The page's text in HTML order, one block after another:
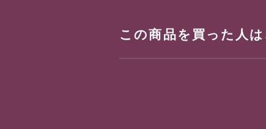
この商品を買った人